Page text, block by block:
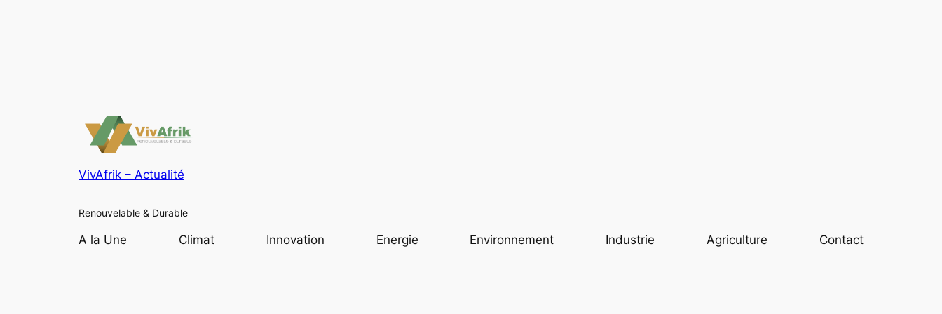
VivAfrik – Actualité
Renouvelable & Durable
A la Une Climat Innovation Energie Environnement Industrie Agriculture Contact